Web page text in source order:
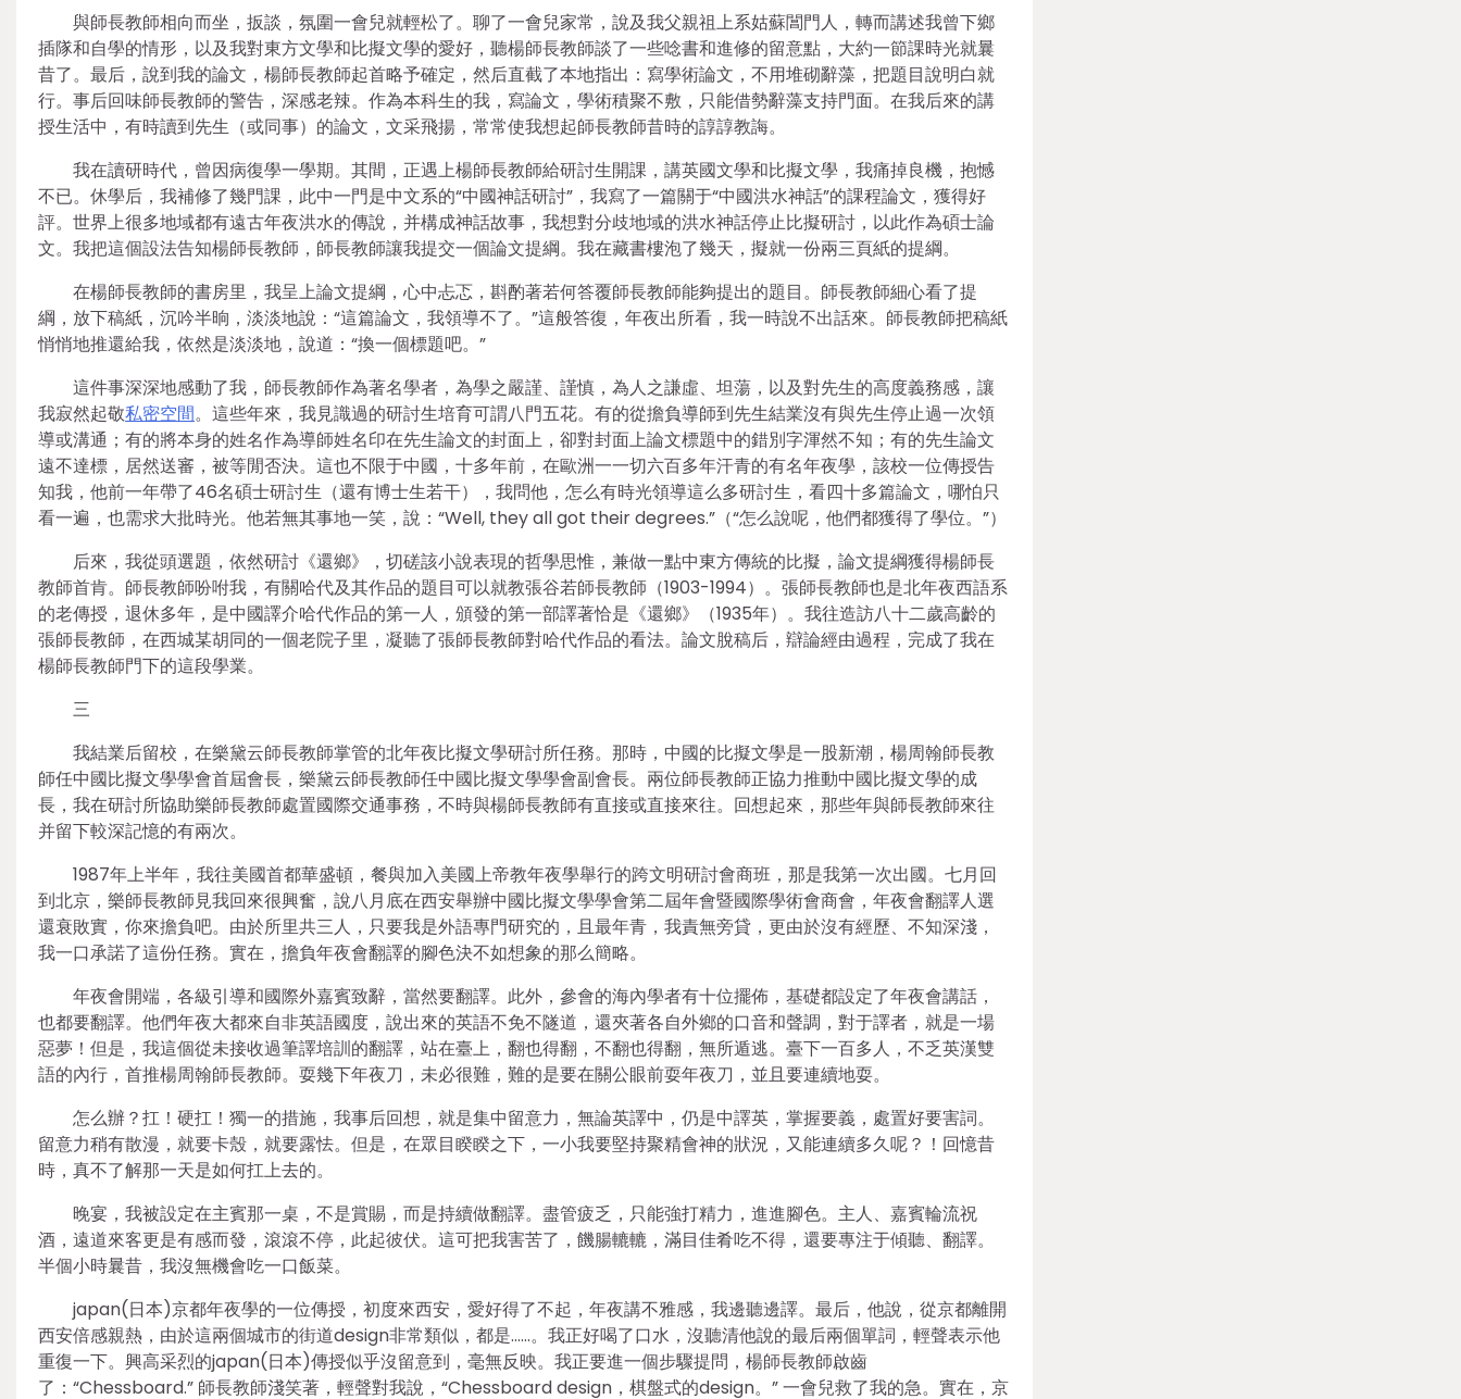
與師長教師相向而坐，扳談，氛圍一會兒就輕松了。聊了一會兒家常，說及我父親祖上系姑蘇閶門人，轉而講述我曾下鄉
插隊和自學的情形，以及我對東方文學和比擬文學的愛好，聽楊師長教師談了一些唸書和進修的留意點，大約一節課時光就曩
昔了。最后，說到我的論文，楊師長教師起首略予確定，然后直截了本地指出：寫學術論文，不用堆砌辭藻，把題目說明白就
行。事后回味師長教師的警告，深感老辣。作為本科生的我，寫論文，學術積聚不敷，只能借勢辭藻支持門面。在我后來的講
授生活中，有時讀到先生（或同事）的論文，文采飛揚，常常使我想起師長教師昔時的諄諄教誨。
我在讀研時代，曾因病復學一學期。其間，正遇上楊師長教師給研討生開課，講英國文學和比擬文學，我痛掉良機，抱憾
不已。休學后，我補修了幾門課，此中一門是中文系的“中國神話研討”，我寫了一篇關于“中國洪水神話”的課程論文，獲得好
評。世界上很多地域都有遠古年夜洪水的傳說，并構成神話故事，我想對分歧地域的洪水神話停止比擬研討，以此作為碩士論
文。我把這個設法告知楊師長教師，師長教師讓我提交一個論文提綱。我在藏書樓泡了幾天，擬就一份兩三頁紙的提綱。
在楊師長教師的書房里，我呈上論文提綱，心中忐忑，斟酌著若何答覆師長教師能夠提出的題目。師長教師細心看了提
綱，放下稿紙，沉吟半晌，淡淡地說：“這篇論文，我領導不了。”這般答復，年夜出所看，我一時說不出話來。師長教師把稿紙
悄悄地推還給我，依然是淡淡地，說道：“換一個標題吧。”
這件事深深地感動了我，師長教師作為著名學者，為學之嚴謹、謹慎，為人之謙虛、坦蕩，以及對先生的高度義務感，讓
我寂然起敬私密空間。這些年來，我見識過的研討生培育可謂八門五花。有的從擔負導師到先生結業沒有與先生停止過一次領
導或溝通；有的將本身的姓名作為導師姓名印在先生論文的封面上，卻對封面上論文標題中的錯別字渾然不知；有的先生論文
遠不達標，居然送審，被等閒否決。這也不限于中國，十多年前，在歐洲一一切六百多年汗青的有名年夜學，該校一位傳授告
知我，他前一年帶了46名碩士研討生（還有博士生若干），我問他，怎么有時光領導這么多研討生，看四十多篇論文，哪怕只
看一遍，也需求大批時光。他若無其事地一笑，說：“Well, they all got their degrees.”（“怎么說呢，他們都獲得了學位。”）
后來，我從頭選題，依然研討《還鄉》，切磋該小說表現的哲學思惟，兼做一點中東方傳統的比擬，論文提綱獲得楊師長
教師首肯。師長教師吩咐我，有關哈代及其作品的題目可以就教張谷若師長教師（1903-1994）。張師長教師也是北年夜西語系
的老傳授，退休多年，是中國譯介哈代作品的第一人，頒發的第一部譯著恰是《還鄉》（1935年）。我往造訪八十二歲高齡的
張師長教師，在西城某胡同的一個老院子里，凝聽了張師長教師對哈代作品的看法。論文脫稿后，辯論經由過程，完成了我在
楊師長教師門下的這段學業。
三
我結業后留校，在樂黛云師長教師掌管的北年夜比擬文學研討所任務。那時，中國的比擬文學是一股新潮，楊周翰師長教
師任中國比擬文學學會首屆會長，樂黛云師長教師任中國比擬文學學會副會長。兩位師長教師正協力推動中國比擬文學的成
長，我在研討所協助樂師長教師處置國際交通事務，不時與楊師長教師有直接或直接來往。回想起來，那些年與師長教師來往
并留下較深記憶的有兩次。
1987年上半年，我往美國首都華盛頓，餐與加入美國上帝教年夜學舉行的跨文明研討會商班，那是我第一次出國。七月回
到北京，樂師長教師見我回來很興奮，說八月底在西安舉辦中國比擬文學學會第二屆年會暨國際學術會商會，年夜會翻譯人選
還衰敗實，你來擔負吧。由於所里共三人，只要我是外語專門研究的，且最年青，我責無旁貸，更由於沒有經歷、不知深淺，
我一口承諾了這份任務。實在，擔負年夜會翻譯的腳色決不如想象的那么簡略。
年夜會開端，各級引導和國際外嘉賓致辭，當然要翻譯。此外，參會的海內學者有十位擺佈，基礎都設定了年夜會講話，
也都要翻譯。他們年夜大都來自非英語國度，說出來的英語不免不隧道，還夾著各自外鄉的口音和聲調，對于譯者，就是一場
惡夢！但是，我這個從未接收過筆譯培訓的翻譯，站在臺上，翻也得翻，不翻也得翻，無所遁逃。臺下一百多人，不乏英漢雙
語的內行，首推楊周翰師長教師。耍幾下年夜刀，未必很難，難的是要在關公眼前耍年夜刀，並且要連續地耍。
怎么辦？扛！硬扛！獨一的措施，我事后回想，就是集中留意力，無論英譯中，仍是中譯英，掌握要義，處置好要害詞。
留意力稍有散漫，就要卡殼，就要露怯。但是，在眾目睽睽之下，一小我要堅持聚精會神的狀況，又能連續多久呢？！回憶昔
時，真不了解那一天是如何扛上去的。
晚宴，我被設定在主賓那一桌，不是賞賜，而是持續做翻譯。盡管疲乏，只能強打精力，進進腳色。主人、嘉賓輪流祝
酒，遠道來客更是有感而發，滾滾不停，此起彼伏。這可把我害苦了，饑腸轆轆，滿目佳肴吃不得，還要專注于傾聽、翻譯。
半個小時曩昔，我沒無機會吃一口飯菜。
japan(日本)京都年夜學的一位傳授，初度來西安，愛好得了不起，年夜講不雅感，我邊聽邊譯。最后，他說，從京都離開
西安倍感親熱，由於這兩個城市的街道design非常類似，都是……。我正好喝了口水，沒聽清他說的最后兩個單詞，輕聲表示他
重復一下。興高采烈的japan(日本)傳授似乎沒留意到，毫無反映。我正要進一個步驟提問，楊師長教師啟齒
了：“Chessboard.” 師長教師淺笑著，輕聲對我說，“Chessboard design，棋盤式的design。” 一會兒救了我的急。實在，京